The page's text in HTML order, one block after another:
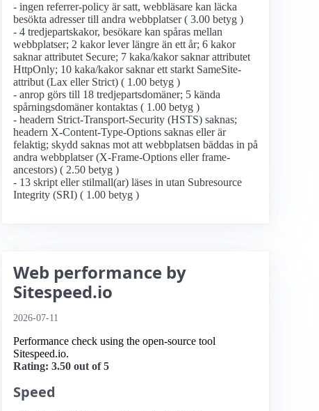
- ingen referrer-policy är satt, webbläsare kan läcka
besökta adresser till andra webbplatser ( 3.00 betyg )
- 4 tredjepartskakor, besökare kan spåras mellan
webbplatser; 2 kakor lever längre än ett år; 6 kakor
saknar attributet Secure; 7 kaka/kakor saknar attributet
HttpOnly; 10 kaka/kakor saknar ett starkt SameSite-
attribut (Lax eller Strict) ( 1.00 betyg )
- anrop görs till 18 tredjepartsdomäner; 5 kända
spårningsdomäner kontaktas ( 1.00 betyg )
- headern Strict-Transport-Security (HSTS) saknas;
headern X-Content-Type-Options saknas eller är
felaktig; skydd saknas mot att webbplatsen bäddas in på
andra webbplatser (X-Frame-Options eller frame-
ancestors) ( 2.50 betyg )
- 13 skript eller stilmall(ar) läses in utan Subresource
Integrity (SRI) ( 1.00 betyg )
Web performance by
Sitespeed.io
2026-07-11
Performance check using the open-source tool
Sitespeed.io.
Rating: 3.50 out of 5
Speed